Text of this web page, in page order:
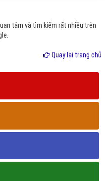
tâm và tìm kiếm rất nhiều trên
Quay lại trang chủ